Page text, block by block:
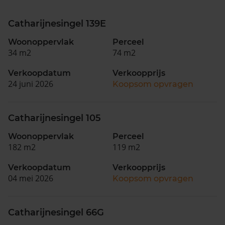
Catharijnesingel 139E
Woonoppervlak
34 m2
Perceel
74 m2
Verkoopdatum
24 juni 2026
Verkoopprijs
Koopsom opvragen
Catharijnesingel 105
Woonoppervlak
182 m2
Perceel
119 m2
Verkoopdatum
04 mei 2026
Verkoopprijs
Koopsom opvragen
Catharijnesingel 66G